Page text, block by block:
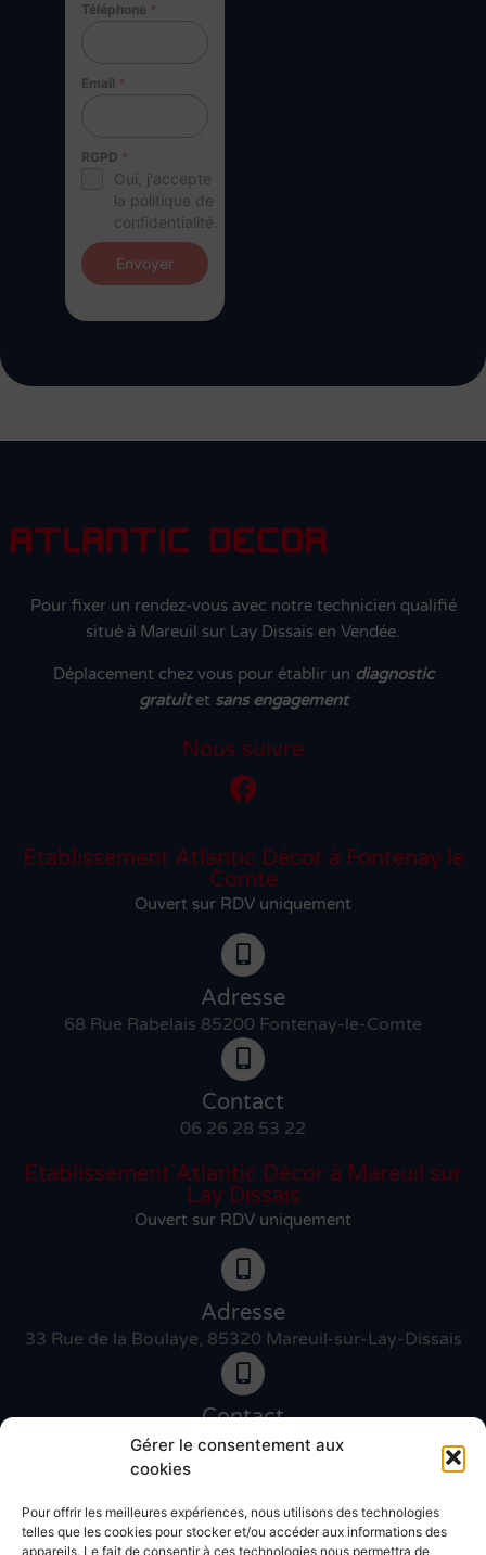
Gérer le consentement aux
cookies
Pour offrir les meilleures expériences, nous utilisons des technologies
telles que les cookies pour stocker et/ou accéder aux informations des
appareils. Le fait de consentir à ces technologies nous permettra de
Téléphone *
Email *
RGPD *
Oui, j'accepte
la politique de
confidentialité.
Envoyer
Pour fixer un rendez-vous avec notre technicien qualifié
situé à Mareuil sur Lay Dissais en Vendée.
Déplacement chez vous pour établir un diagnostic
gratuitet sans engagement
Nous suivre
Établissement Atlantic Décor à Fontenay le
Comte
Ouvert sur RDV uniquement
Adresse
68 Rue Rabelais 85200 Fontenay-le-Comte
Contact
06 26 28 53 22
Etablissement Atlantic Décor à Mareuil sur
Lay Dissais
Ouvert sur RDV uniquement
Adresse
33 Rue de la Boulaye, 85320 Mareuil-sur-Lay-Dissais
Contact
06 46 27 89 83
Contact
02 51 30 31 09